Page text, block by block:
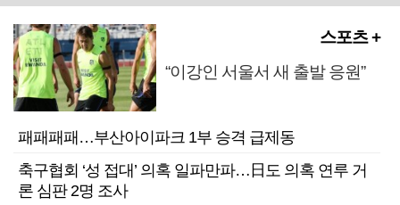
스포츠 +
“이강인 서울서 새 출발 응원”
패패패패…부산아이파크 1부 승격 급제동
축구협회 ‘성 접대’ 의혹 일파만파…日도 의혹 연루 거
론 심판 2명 조사